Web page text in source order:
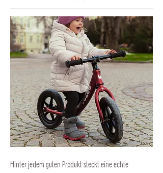
Hinter jedem guten Produkt steckt eine echte